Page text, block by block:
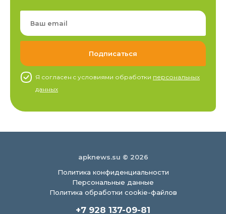
Я согласен c условиями обработки персональных
данных
apknews.su © 2026
Политика конфиденциальности
Персональные данные
Политика обработки cookie-файлов
+7 928 137-09-81